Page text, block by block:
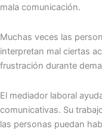
mala comunicación.
Muchas veces las
interpretan mal ciertas
frustración durante
El mediador laboral
comunicativas. Su
las personas puedan